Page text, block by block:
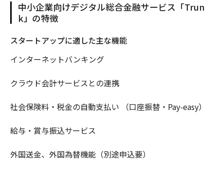
中小企業向けデジタル総合金融サービス「Trun
k」の特徴
スタートアップに適した主な機能
インターネットバンキング
クラウド会計サービスとの連携
社会保険料・税金の自動支払い （口座振替・Pay-easy）
給与・賞与振込サービス
外国送金、外国為替機能（別途申込要）